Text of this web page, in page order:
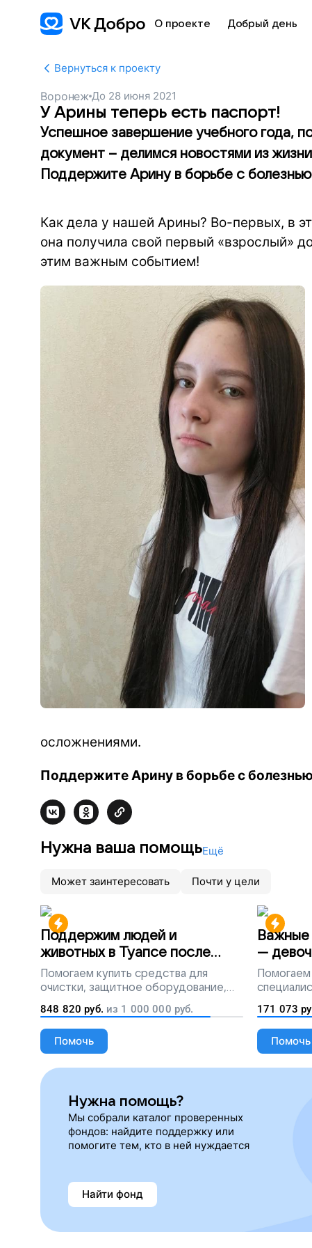
О проекте Добрый день
Вернуться к проекту
Воронеж До 28 июня 2021
У Арины теперь есть паспорт!
Успешное завершение учебного года,
документ – делимся новостями из
Поддержите Арину в борьбе с
Как дела у нашей Арины? Во-первых, в
она получила свой первый «взрослый»
этим важным событием!
осложнениями.
Поддержите Арину в борьбе с
Нужна ваша помощьЕщё
Может заинтересовать Почти у цели
Поддержим людей и
животных в Туапсе после
разлива мазута
Помогаем купить средства для
очистки, защитное оборудование,
лекарства, корм и предметы первой
необходимости
848 820 руб. из 1 000 000 руб.
Помочь
Важные
—
Помогаем
171 073
Помочь
Нужна помощь?
Мы собрали каталог проверенных
фондов: найдите поддержку или
помогите тем, кто в ней нуждается
Найти фонд